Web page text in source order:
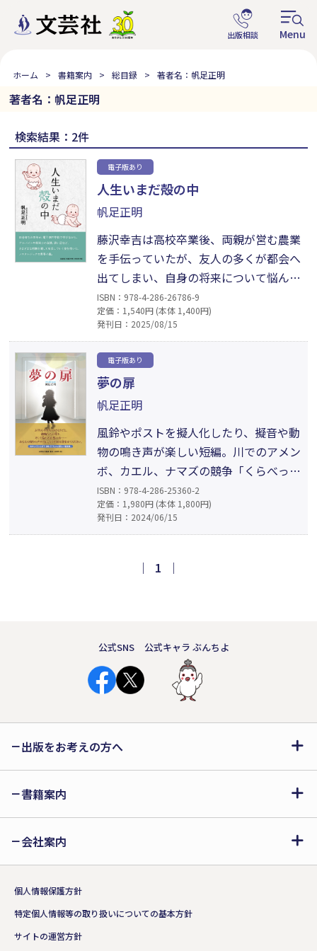
ホーム 書籍案内 総目録 著者名：帆足正明
著者名：帆足正明
検索結果：2件
電子版あり
人生いまだ殻の中
帆足正明
藤沢幸吉は高校卒業後、両親が営む農業
を手伝っていたが、友人の多くが都会へ
出てしまい、自身の将来について悩んで
いた。思案の末、電子専門学校に入学、
新たな日々が始まった──。授業の難し
さや友人との交流、工場でのアルバイ
ト、そして学校事務員・島崎への淡い恋
など、多彩なエピソードを通して、青春
期の葛藤や希望を描く、どこか懐かしさ
を感じさせる青春物語。
ISBN：978-4-286-26786-9
定価：1,540円 (本体 1,400円)
発刊日：2025/08/15
電子版あり
夢の扉
帆足正明
風鈴やポストを擬人化したり、擬音や動
物の鳴き声が楽しい短編。川でのアメン
ボ、カエル、ナマズの競争「くらべっ
こ」と、庭の中の豊かな自然を描く「よ
うこそ庭へ」の中編。長編は、かかしの
目で四季を体験する「泣きべそかか
姫」、童話の中に童話という構成の「捨
ISBN：978-4-286-25360-2
定価：1,980円 (本体 1,800円)
発刊日：2024/06/15
｜ 1 ｜
公式SNS 公式キャラ ぶんちよ
出版をお考えの方へ
書籍案内
会社案内
個人情報保護方針
特定個人情報等の取り扱いについての基本方針
サイトの運営方針